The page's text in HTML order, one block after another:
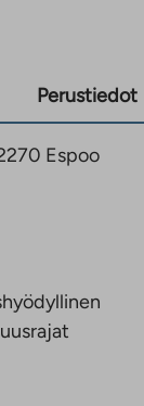
Perustiedot
Espoo